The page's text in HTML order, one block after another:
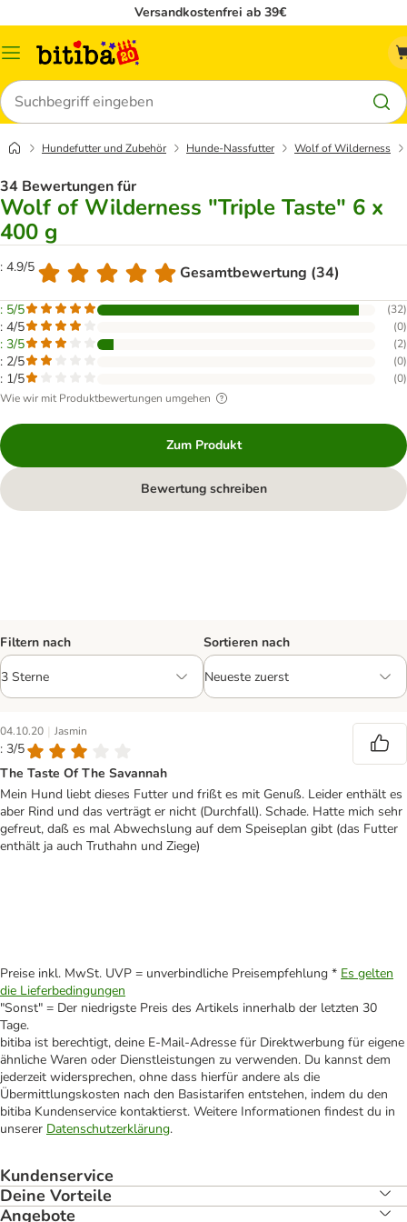
Versandkostenfrei ab 39€
Menü
Suchen
Hundefutter und Zubehör Hunde-Nassfutter Wolf of Wilderness
34 Bewertungen für
Wolf of Wilderness "Triple Taste" 6 x
400 g
: 4.9/5 Gesamtbewertung (34)
: 5/5 (32)
: 4/5 (0)
: 3/5 (2)
: 2/5 (0)
: 1/5 (0)
Wie wir mit Produktbewertungen umgehen
Zum Produkt
Bewertung schreiben
Filtern nach Sortieren nach
04.10.20 | Jasmin
: 3/5
The Taste Of The Savannah
Mein Hund liebt dieses Futter und frißt es mit Genuß. Leider enthält es
aber Rind und das verträgt er nicht (Durchfall). Schade. Hatte mich sehr
gefreut, daß es mal Abwechslung auf dem Speiseplan gibt (das Futter
enthält ja auch Truthahn und Ziege)
Preise inkl. MwSt. UVP = unverbindliche Preisempfehlung * Es gelten
die Lieferbedingungen
"Sonst" = Der niedrigste Preis des Artikels innerhalb der letzten 30
Tage.
bitiba ist berechtigt, deine E-Mail-Adresse für Direktwerbung für eigene
ähnliche Waren oder Dienstleistungen zu verwenden. Du kannst dem
jederzeit widersprechen, ohne dass hierfür andere als die
Übermittlungskosten nach den Basistarifen entstehen, indem du den
bitiba Kundenservice kontaktierst. Weitere Informationen findest du in
unserer Datenschutzerklärung.
Kundenservice
Deine Vorteile
Angebote